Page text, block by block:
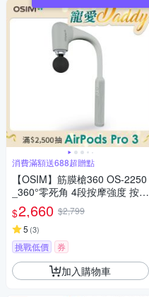
消費滿額送688超贈點
【OSIM】筋膜槍360 OS-2250
_360°零死角 4段按摩強度 按摩
槍 電動按摩器
$2,660 $2,799
5 (3)
挑戰低價 券
加入購物車